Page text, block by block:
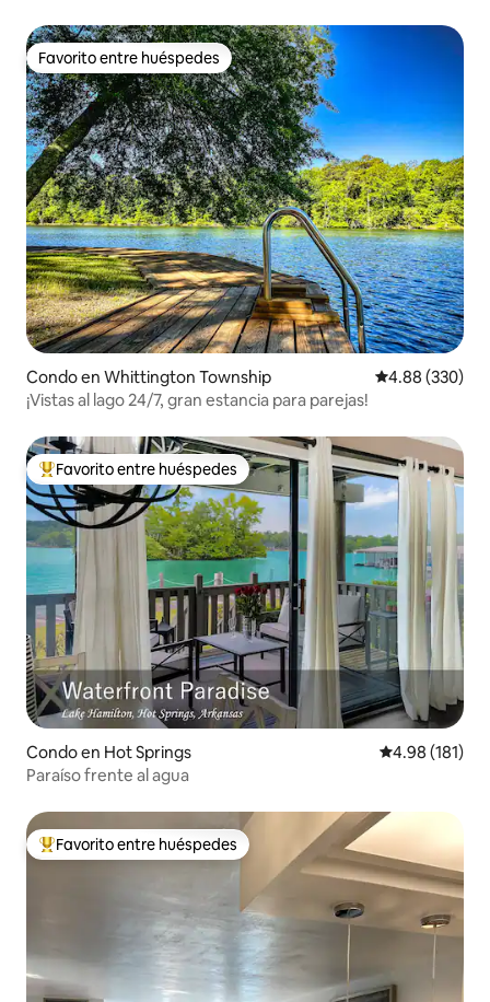
Favorito entre huéspedes
Favorito entre huéspedes
Condo en Whittington Township Calificación
4.88 (330)
¡Vistas al lago 24/7, gran estancia para parejas!
Favorito entre huéspedes preferido
Favorito entre huéspedes
Condo en Hot Springs Calificación
4.98 (181)
Paraíso frente al agua
Favorito entre huéspedes preferido
Favorito entre huéspedes